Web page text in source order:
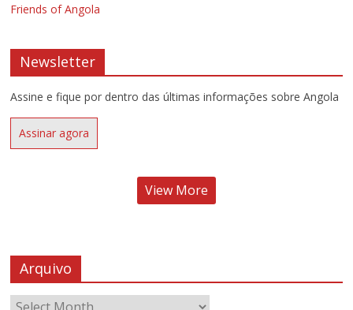
Friends of Angola
Newsletter
Assine e fique por dentro das últimas informações sobre Angola
Assinar agora
View More
Arquivo